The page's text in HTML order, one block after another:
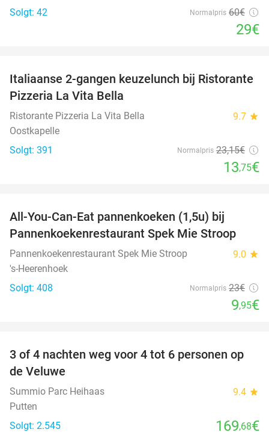
Solgt: 42
Normalpris 60€
29€
41%
Italiaanse 2-gangen keuzelunch bij Ristorante
Pizzeria La Vita Bella
Ristorante Pizzeria La Vita Bella 9.7 star
Oostkapelle
Solgt: 391
Normalpris 23,15€
13,75€
All-You-Can-Eat pannenkoeken (1,5u) bij
Pannenkoekenrestaurant Spek Mie Stroop
Pannenkoekenrestaurant Spek Mie Stroop 9.0 star
's-Heerenhoek
Solgt: 408
Normalpris 23€
9,95€
3 of 4 nachten weg voor 4 tot 6 personen op
de Veluwe
Summio Parc Heihaas 9.4 star
Putten
Solgt: 2.545
169,68€